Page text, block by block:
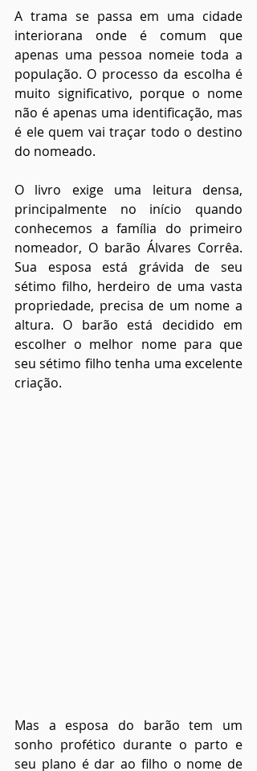
A trama se passa em uma cidade
interiorana onde é comum que
apenas uma pessoa nomeie toda a
população. O processo da escolha é
muito significativo, porque o nome
não é apenas uma identificação, mas
é ele quem vai traçar todo o destino
do nomeado.
O livro exige uma leitura densa,
principalmente no início quando
conhecemos a família do primeiro
nomeador, O barão Álvares Corrêa.
Sua esposa está grávida de seu
sétimo filho, herdeiro de uma vasta
propriedade, precisa de um nome a
altura. O barão está decidido em
escolher o melhor nome para que
seu sétimo filho tenha uma excelente
criação.
Mas a esposa do barão tem um
sonho profético durante o parto e
seu plano é dar ao filho o nome de